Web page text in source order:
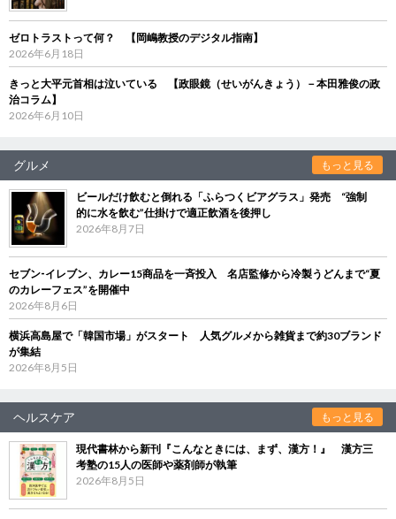
ゼロトラストって何？ 【岡嶋教授のデジタル指南】
2026年6月18日
きっと大平元首相は泣いている 【政眼鏡（せいがんきょう）－本田雅俊の政
治コラム】
2026年6月10日
グルメ もっと見る
ビールだけ飲むと倒れる「ふらつくビアグラス」発売 “強制
的に水を飲む”仕掛けで適正飲酒を後押し
2026年8月7日
セブン‐イレブン、カレー15商品を一斉投入 名店監修から冷製うどんまで“夏
のカレーフェス”を開催中
2026年8月6日
横浜高島屋で「韓国市場」がスタート 人気グルメから雑貨まで約30ブランド
が集結
2026年8月5日
ヘルスケア もっと見る
現代書林から新刊『こんなときには、まず、漢方！』 漢方三
考塾の15人の医師や薬剤師が執筆
2026年8月5日